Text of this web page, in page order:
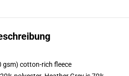
gsm) cotton-rich fleece